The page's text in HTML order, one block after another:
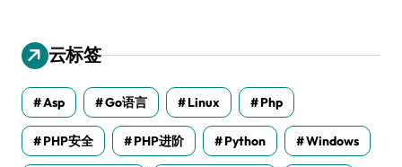
云标签
Asp Go语言 Linux Php
PHP安全 PHP进阶 Python Windows